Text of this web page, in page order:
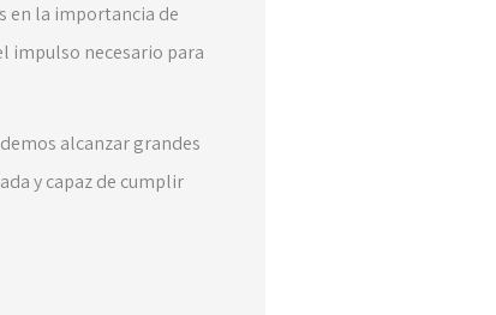
en la importancia de
impulso necesario para
alcanzar grandes
y capaz de cumplir